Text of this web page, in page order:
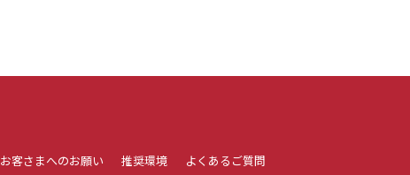
お客さまへのお願い 推奨環境 よくあるご質問